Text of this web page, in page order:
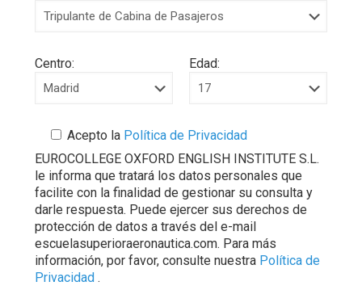
Centro: Edad:
Acepto la Política de Privacidad
EUROCOLLEGE OXFORD ENGLISH INSTITUTE S.L.
le informa que tratará los datos personales que
facilite con la finalidad de gestionar su consulta y
darle respuesta. Puede ejercer sus derechos de
protección de datos a través del e-mail
escuelasuperioraeronautica.com. Para más
información, por favor, consulte nuestra Política de
Privacidad .